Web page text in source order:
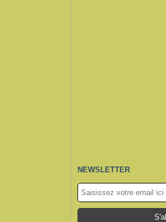
NEWSLETTER